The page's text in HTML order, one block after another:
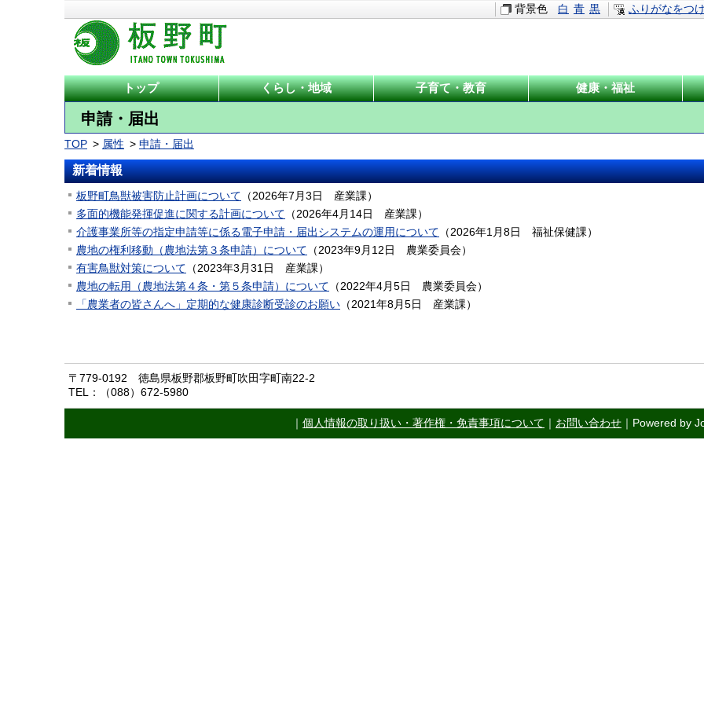
背景色 白 青 黒 ふりがなをつ
トップ くらし・地域 子育て・教育 健康・福祉
申請・届出
TOP 属性 申請・届出
新着情報
板野町鳥獣被害防止計画について （2026年7月3日 産業課）
多面的機能発揮促進に関する計画について （2026年4月14日 産業課）
介護事業所等の指定申請等に係る電子申請・届出システムの運用について （2026年1月8日 福祉保健課）
農地の権利移動（農地法第３条申請）について （2023年9月12日 農業委員会）
有害鳥獣対策について （2023年3月31日 産業課）
農地の転用（農地法第４条・第５条申請）について （2022年4月5日 農業委員会）
「農業者の皆さんへ」定期的な健康診断受診のお願い （2021年8月5日 産業課）
〒779-0192 徳島県板野郡板野町吹田字町南22-2
TEL：（088）672-5980
個人情報の取り扱い・著作権・免責事項について お問い合わせ ｜Powered by